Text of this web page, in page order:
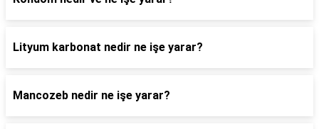
Lityum karbonat nedir ne işe yarar?
Mancozeb nedir ne işe yarar?